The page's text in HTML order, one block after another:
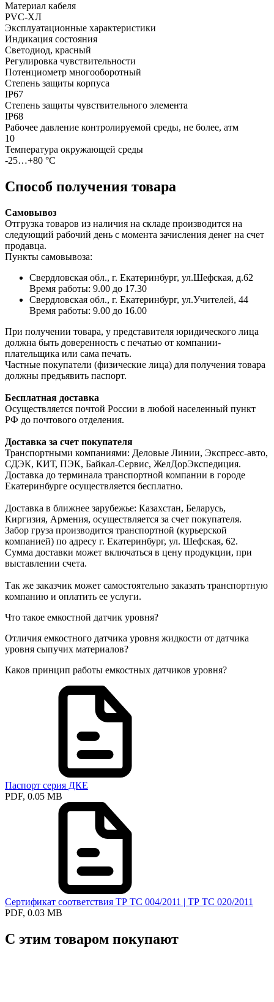
Материал кабеля
PVC-ХЛ
Эксплуатационные характеристики
Индикация состояния
Светодиод, красный
Регулировка чувствительности
Потенциометр многооборотный
Степень защиты корпуса
IP67
Степень защиты чувствительного элемента
IP68
Рабочее давление контролируемой среды, не более, атм
10
Температура окружающей среды
-25…+80 °С
Способ получения товара
Самовывоз
Отгрузка товаров из наличия на складе производится на
следующий рабочий день с момента зачисления денег на счет
продавца.
Пункты самовывоза:
Свердловская обл., г. Екатеринбург, ул.Шефская, д.62
Время работы: 9.00 до 17.30
Свердловская обл., г. Екатеринбург, ул.Учителей, 44
Время работы: 9.00 до 16.00
При получении товара, у представителя юридического лица
должна быть доверенность с печатью от компании-
плательщика или сама печать.
Частные покупатели (физические лица) для получения товара
должны предъявить паспорт.
Бесплатная доставка
Осуществляется почтой России в любой населенный пункт
РФ до почтового отделения.
Доставка за счет покупателя
Транспортными компаниями: Деловые Линии, Экспресс-авто,
СДЭК, КИТ, ПЭК, Байкал-Сервис, ЖелДорЭкспедиция.
Доставка до терминала транспортной компании в городе
Екатеринбурге осуществляется бесплатно.
Доставка в ближнее зарубежье: Казахстан, Беларусь,
Киргизия, Армения, осуществляется за счет покупателя.
Забор груза производится транспортной (курьерской
компанией) по адресу г. Екатеринбург, ул. Шефская, 62.
Сумма доставки может включаться в цену продукции, при
выставлении счета.
Так же заказчик может самостоятельно заказать транспортную
компанию и оплатить ее услуги.
Что такое емкостной датчик уровня?
Отличия емкостного датчика уровня жидкости от датчика
уровня сыпучих материалов?
Каков принцип работы емкостных датчиков уровня?
Паспорт серия ДКЕ
PDF, 0.05 MB
Сертификат соответствия ТР ТС 004/2011 | ТР ТС 020/2011
PDF, 0.03 MB
С этим товаром покупают